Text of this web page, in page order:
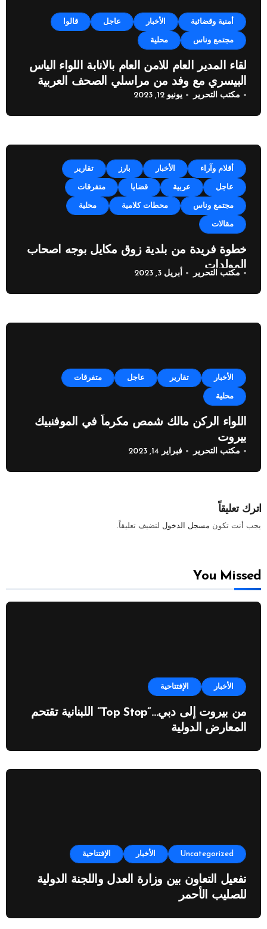
أمنية وقضائية الأخبار عاجل قالوا
مجتمع وناس محلية
لقاء المدير العام للامن العام بالانابة اللواء الياس
البيسري مع وفد من مراسلي الصحف العربية
مكتب التحرير يونيو 12, 2023
أقلام وآراء الأخبار بارز تقارير
عاجل عربية قضايا متفرقات
مجتمع وناس محطات كلامية محلية
مقالات
خطوة فريدة من بلدية زوق مكايل بوجه اصحاب
المولدات
مكتب التحرير أبريل 3, 2023
الأخبار تقارير عاجل متفرقات
محلية
اللواء الركن مالك شمص مكرماً في الموفنبيك
بيروت
مكتب التحرير فبراير 14, 2023
اترك تعليقاً
يجب أنت تكون مسجل الدخول لتضيف تعليقاً.
You Missed
الأخبار الإفتتاحية
من بيروت إلى دبي…”Top Stop” اللبنانية تقتحم
المعارض الدولية
Uncategorized الأخبار الإفتتاحية
تفعيل التعاون بين وزارة العدل واللجنة الدولية
للصليب الأحمر